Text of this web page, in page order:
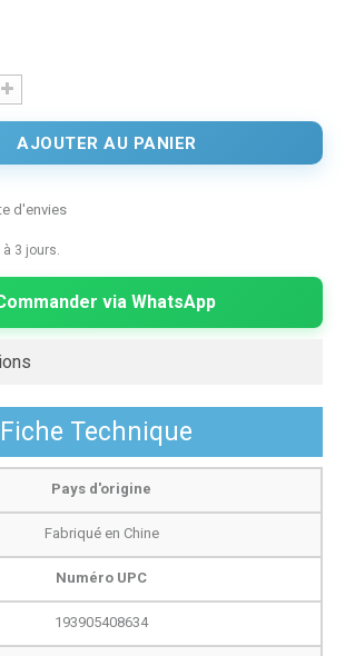
AJOUTER AU PANIER
d'envies
3 jours.
via WhatsApp
Fiche Technique
Pays d'origine
Fabriqué en Chine
Numéro UPC
193905408634